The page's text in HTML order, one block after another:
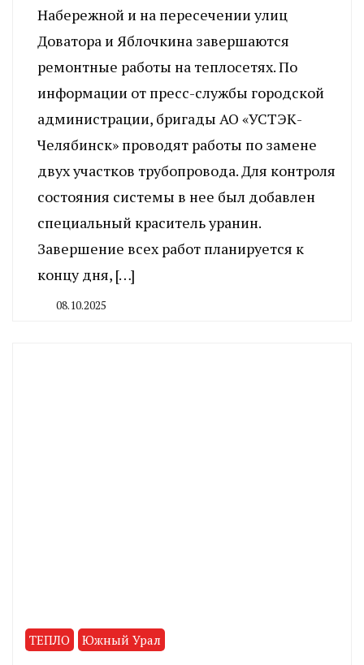
Набережной и на пересечении улиц
Доватора и Яблочкина завершаются
ремонтные работы на теплосетях. По
информации от пресс-службы городской
администрации, бригады АО «УСТЭК-
Челябинск» проводят работы по замене
двух участков трубопровода. Для контроля
состояния системы в нее был добавлен
специальный краситель уранин.
Завершение всех работ планируется к
концу дня, […]
08.10.2025
ТЕПЛО Южный Урал